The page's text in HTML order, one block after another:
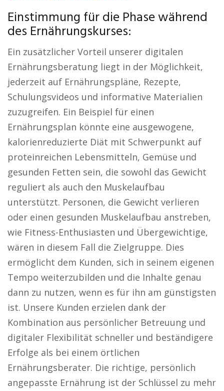
Einstimmung für die Phase während
des Ernährungskurses:
Ein zusätzlicher Vorteil unserer digitalen
Ernährungsberatung liegt in der Möglichkeit,
jederzeit auf Ernährungspläne, Rezepte,
Schulungsvideos und informative Materialien
zuzugreifen. Ein Beispiel für einen
Ernährungsplan könnte eine ausgewogene,
kalorienreduzierte Diät mit Schwerpunkt auf
proteinreichen Lebensmitteln, Gemüse und
gesunden Fetten sein, die sowohl das Gewicht
reguliert als auch den Muskelaufbau
unterstützt. Personen, die Gewicht verlieren
oder einen gesunden Muskelaufbau anstreben,
wie Fitness-Enthusiasten und Übergewichtige,
wären in diesem Fall die Zielgruppe. Dies
ermöglicht dem Kunden, sich in seinem eigenen
Tempo weiterzubilden und die Inhalte genau
dann zu nutzen, wenn es für ihn am günstigsten
ist. Unsere Kunden erzielen dank der
Kombination aus persönlicher Betreuung und
digitaler Flexibilität schneller und beständigere
Erfolge als bei einem örtlichen
Ernährungsberater. Die richtige, persönlich
angepasste Ernährung ist der Schlüssel zu mehr